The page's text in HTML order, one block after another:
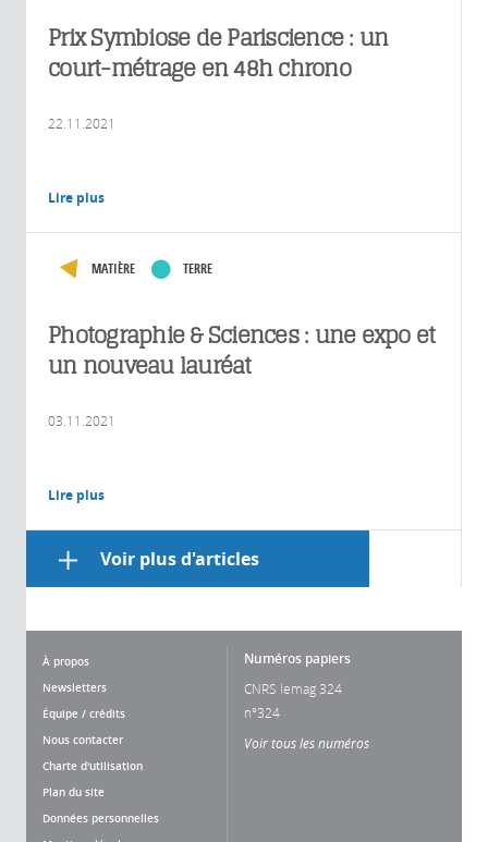
Prix Symbiose de Pariscience : un
court-métrage en 48h chrono
22.11.2021
Lire plus
MATIÈRE TERRE
Photographie & Sciences : une expo et
un nouveau lauréat
03.11.2021
Lire plus
Voir plus d'articles
À propos
Newsletters
Équipe / crédits
Nous contacter
Charte d'utilisation
Plan du site
Données personnelles
Numéros papiers
CNRS lemag 324
n°324
Voir tous les numéros